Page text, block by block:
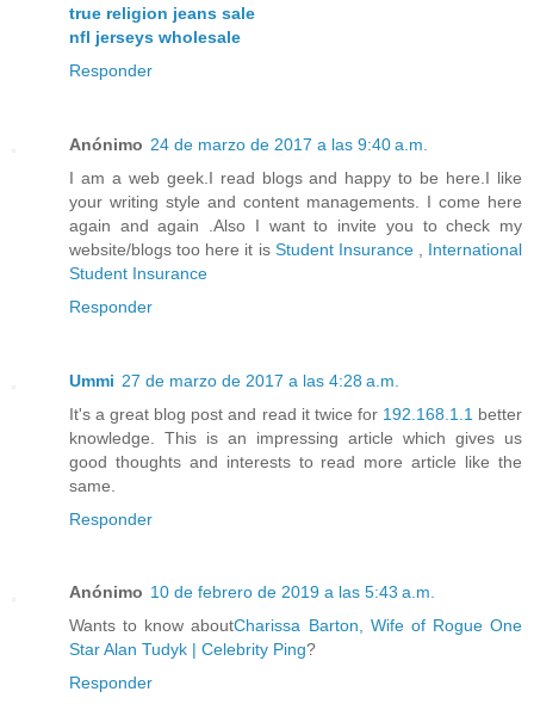
true religion jeans sale
nfl jerseys wholesale
Responder
Anónimo 24 de marzo de 2017 a las 9:40 a.m.
I am a web geek.I read blogs and happy to be here.I like
your writing style and content managements. I come here
again and again .Also I want to invite you to check my
website/blogs too here it is Student Insurance,
International
Student Insurance
Responder
Ummi 27 de marzo de 2017 a las 4:28 a.m.
It's a great blog post and read it twice for 192.168.1.1 better
knowledge. This is an impressing article which gives us
good thoughts and interests to read more article like the
same.
Responder
Anónimo 10 de febrero de 2019 a las 5:43 a.m.
Wants to know aboutCharissa Barton, Wife of Rogue One
Star Alan Tudyk | Celebrity Ping?
Responder